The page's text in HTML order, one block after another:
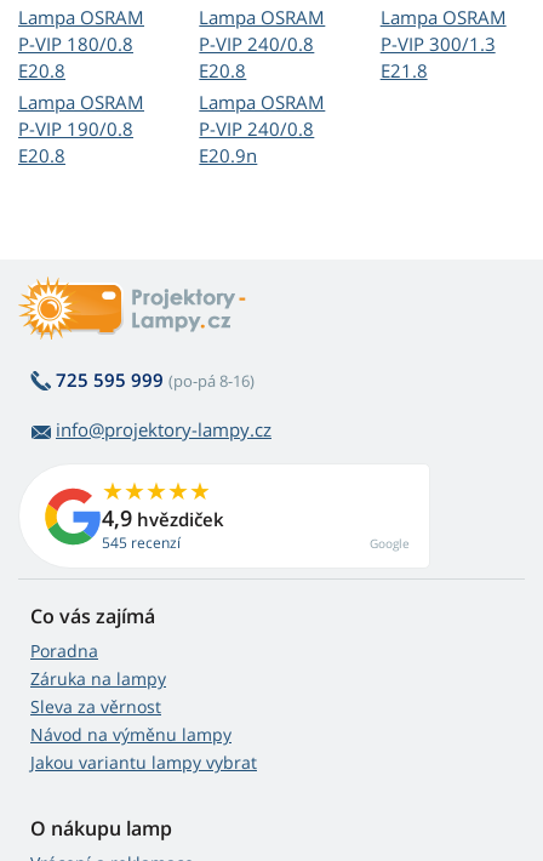
Lampa OSRAM
P-VIP 180/0.8
E20.8
Lampa OSRAM
P-VIP 190/0.8
E20.8
Lampa OSRAM
P-VIP 240/0.8
E20.8
Lampa OSRAM
P-VIP 240/0.8
E20.9n
Lampa OSRAM
P-VIP 300/1.3
E21.8
725 595 999 (po-pá 8-16)
info@projektory-lampy.cz
4,9 hvězdiček
545 recenzí Google
Co vás zajímá
Poradna
Záruka na lampy
Sleva za věrnost
Návod na výměnu lampy
Jakou variantu lampy vybrat
O nákupu lamp